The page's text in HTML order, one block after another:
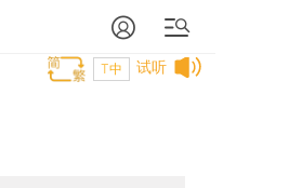
试听
T中